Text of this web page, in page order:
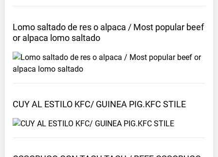
Lomo saltado de res o alpaca / Most popular beef
or alpaca lomo saltado
CUY AL ESTILO KFC/ GUINEA PIG.KFC STILE